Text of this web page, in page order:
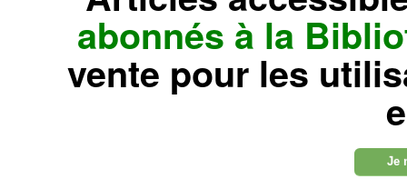
abonnés à la
vente pour les
Je